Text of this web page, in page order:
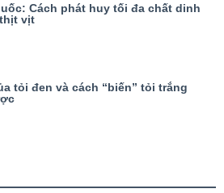
Cách phát huy tối đa chất dinh
vịt
tỏi đen và cách “biến” tỏi trắng